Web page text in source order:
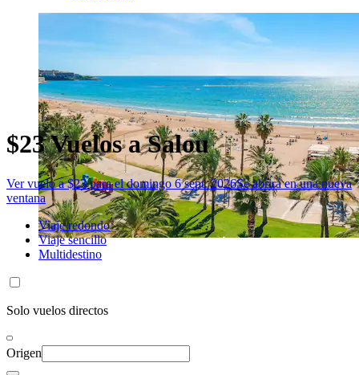
$23 Vuelos a Salou
Ver vuelo a $23 para el domingo 6 sept. 2026Se abrirá en una nueva
ventana
Viaje redondo
Viaje sencillo
Multidestino
Solo vuelos directos
Origen